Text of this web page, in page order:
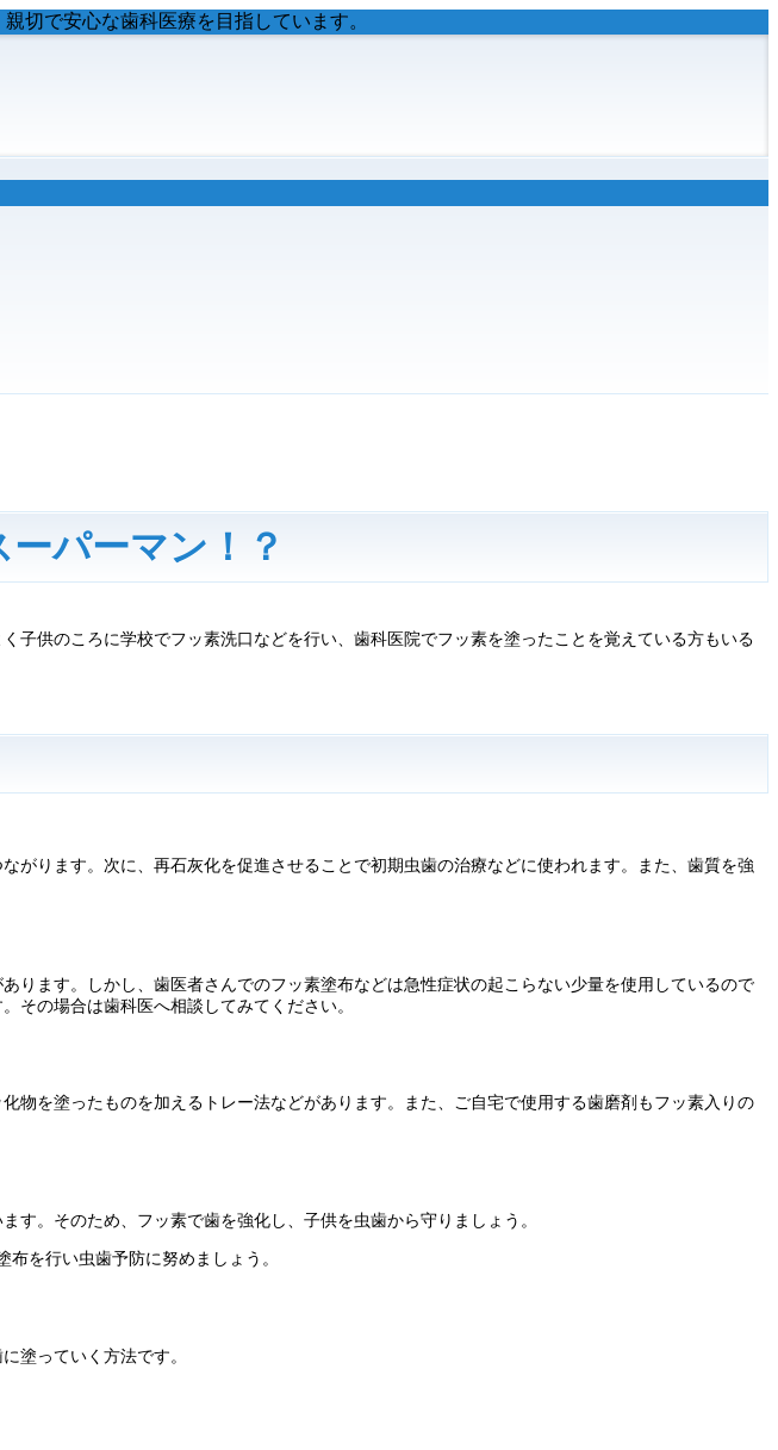
切で安心な歯科医療を目指しています。
パーマン！？
供のころに学校でフッ素洗口などを行い、歯科医院でフッ素を塗ったことを覚えている方もいる
がります。次に、再石灰化を促進させることで初期虫歯の治療などに使われます。また、歯質を強
ります。しかし、歯医者さんでのフッ素塗布などは急性症状の起こらない少量を使用しているので
その場合は歯科医へ相談してみてください。
物を塗ったものを加えるトレー法などがあります。また、ご自宅で使用する歯磨剤もフッ素入りの
。そのため、フッ素で歯を強化し、子供を虫歯から守りましょう。
を行い虫歯予防に努めましょう。
塗っていく方法です。